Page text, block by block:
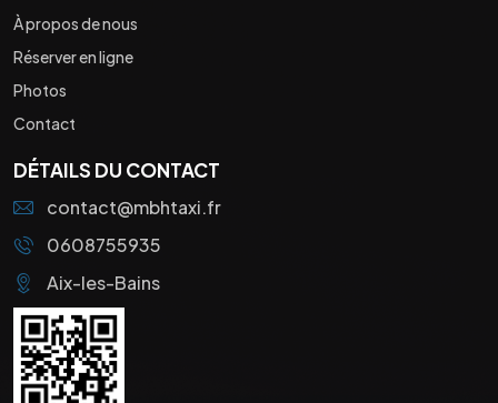
À propos de nous
Réserver en ligne
Photos
Contact
DÉTAILS DU CONTACT
contact@mbhtaxi.fr
0608755935
Aix-les-Bains